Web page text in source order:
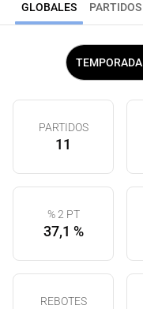
GLOBALES PARTIDOS
TEMPORADA
PARTIDOS
11
% 2 PT
37,1 %
REBOTES